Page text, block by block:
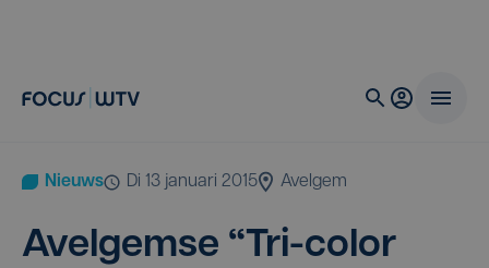
Nieuws di 13 januari 2015 Avelgem
Avel­gem­se “Tri-color